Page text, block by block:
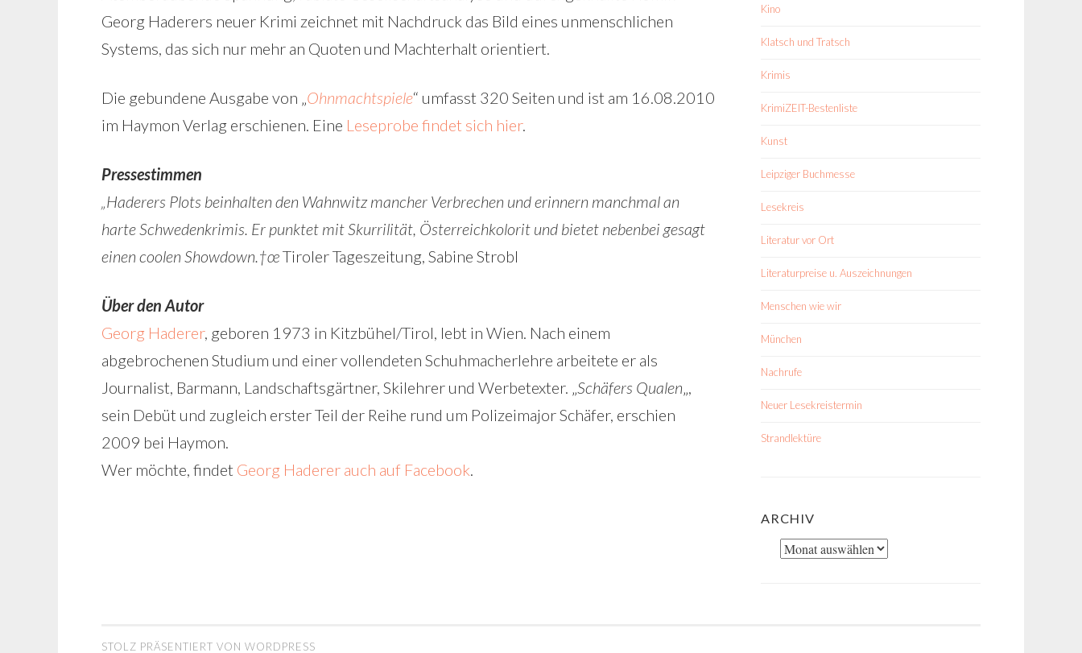
Georg Haderers neuer Krimi zeichnet mit Nachdruck das Bild eines unmenschlichen
Systems, das sich nur mehr an Quoten und Machterhalt orientiert.
Die gebundene Ausgabe von „Ohnmachtspiele“ umfasst 320 Seiten und ist am 16.08.2010
im Haymon Verlag erschienen. Eine Leseprobe findet sich hier.
Pressestimmen
„Haderers Plots beinhalten den Wahnwitz mancher Verbrechen und erinnern manchmal an
harte Schwedenkrimis. Er punktet mit Skurrilität, Österreichkolorit und bietet nebenbei gesagt
einen coolen Showdown.†œTiroler Tageszeitung, Sabine Strobl
Über den Autor
Georg Haderer, geboren 1973 in Kitzbühel/Tirol, lebt in Wien. Nach einem
abgebrochenen Studium und einer vollendeten Schuhmacherlehre arbeitete er als
Journalist, Barmann, Landschaftsgärtner, Skilehrer und Werbetexter. „Schäfers Qualen„,
sein Debüt und zugleich erster Teil der Reihe rund um Polizeimajor Schäfer, erschien
2009 bei Haymon.
Wer möchte, findet Georg Haderer auch auf Facebook.
Kino
Klatsch und Tratsch
Krimis
KrimiZEIT-Bestenliste
Kunst
Leipziger Buchmesse
Lesekreis
Literatur vor Ort
Literaturpreise u. Auszeichnungen
Menschen wie wir
München
Nachrufe
Neuer Lesekreistermin
Strandlektüre
ARCHIV
Archiv
STOLZ PRÄSENTIERT VON WORDPRESS